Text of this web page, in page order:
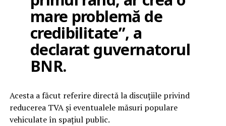
mare problemă de
credibilitate”, a
declarat guvernatorul
BNR.
Acesta a făcut referire directă la discuțiile privind
reducerea TVA și eventualele măsuri populare
vehiculate în spațiul public.